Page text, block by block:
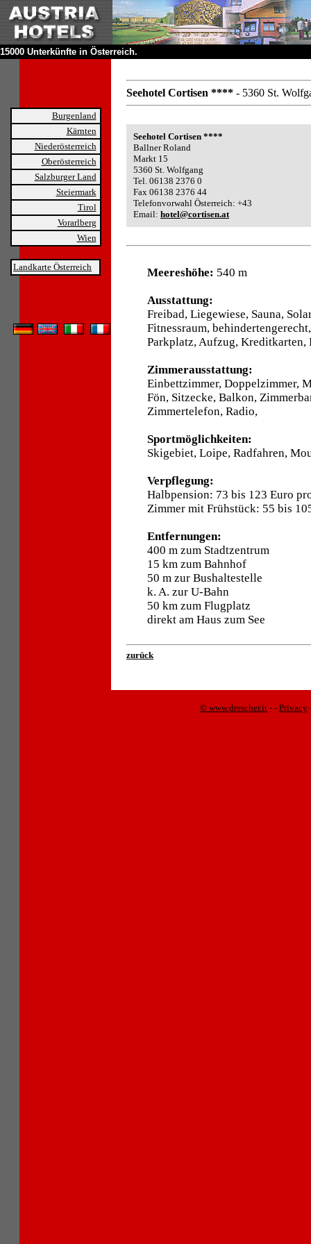
15000 Unterkünfte in Österreich.
Burgenland
Kärnten
Niederösterreich
Oberösterreich
Salzburger Land
Steiermark
Tirol
Vorarlberg
Wien
Landkarte Österreich
Seehotel Cortisen **** - 5360 St.
Seehotel Cortisen ****
Ballner Roland
Markt 15
5360 St. Wolfgang
Tel. 06138 2376 0
Fax 06138 2376 44
Telefonvorwahl Österreich: +43
Email: hotel@cortisen.at
Meereshöhe: 540 m
Ausstattung:
Freibad, Liegewiese, Sauna,
Fitnessraum,
Parkplatz, Aufzug, Kreditkarten,
Zimmerausstattung:
Einbettzimmer, Doppelzimmer,
Fön, Sitzecke, Balkon,
Zimmertelefon, Radio,
Sportmöglichkeiten:
Skigebiet, Loipe, Radfahren,
Verpflegung:
Halbpension: 73 bis 123 Euro
Zimmer mit Frühstück: 55 bis
Entfernungen:
400 m zum Stadtzentrum
15 km zum Bahnhof
50 m zur Bushaltestelle
k. A. zur U-Bahn
50 km zum Flugplatz
direkt am Haus zum See
zurück
© www.drescher.it - - Privacy